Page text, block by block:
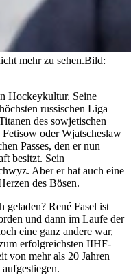
mehr zu sehen.Bild:
Hockeykultur. Seine
russischen Liga
des sowjetischen
oder Wjatscheslaw
Passes, den er nun
besitzt. Sein
Aber er hat auch eine
des Bösen.
geladen? René Fasel ist
und dann im Laufe der
eine ganz andere war,
erfolgreichsten IIHF-
von mehr als 20 Jahren